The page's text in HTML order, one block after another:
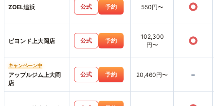
ZOEL追浜 公式 予約 550円〜 ○
ビヨンド上大岡店 公式 予約
102,300
円〜
○
キャンペーン中
アップルジム上大岡
店
公式 予約 20,460円〜 -